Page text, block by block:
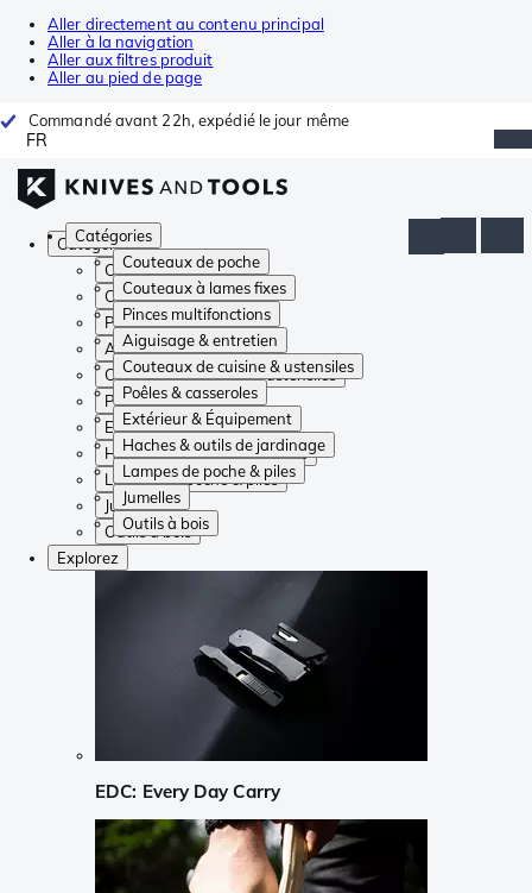
Aller directement au contenu principal
Aller à la navigation
Aller aux filtres produit
Aller au pied de page
Commandé avant 22h, expédié le jour même
FR
Catégories
Couteaux de poche
Couteaux à lames fixes
Pinces multifonctions
Aiguisage & entretien
Couteaux de cuisine & ustensiles
Poêles & casseroles
Extérieur & Équipement
Haches & outils de jardinage
Lampes de poche & piles
Jumelles
Outils à bois
Catégories
Couteaux de poche
Couteaux à lames fixes
Pinces multifonctions
Aiguisage & entretien
Couteaux de cuisine & ustensiles
Poêles & casseroles
Extérieur & Équipement
Haches & outils de jardinage
Lampes de poche & piles
Jumelles
Outils à bois
Explorez
EDC: Every Day Carry